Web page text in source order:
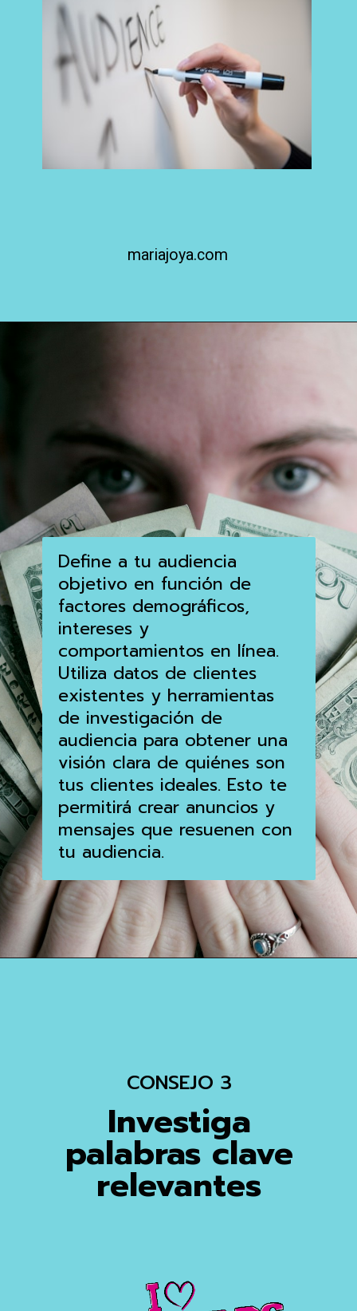
mariajoya.com
Define a tu audiencia
objetivo en función de
factores demográficos,
intereses y
comportamientos en línea.
Utiliza datos de clientes
existentes y herramientas
de investigación de
audiencia para obtener una
visión clara de quiénes son
tus clientes ideales. Esto te
permitirá crear anuncios y
mensajes que resuenen con
tu audiencia.
Investiga
palabras clave
relevantes
CONSEJO 3